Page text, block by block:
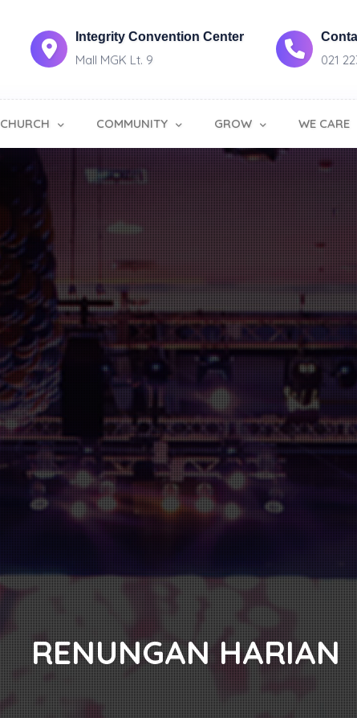
Integrity Convention Center
Mall MGK Lt. 9 021
CHURCH COMMUNITY GROW WE CARE
RENUNGAN HARIAN